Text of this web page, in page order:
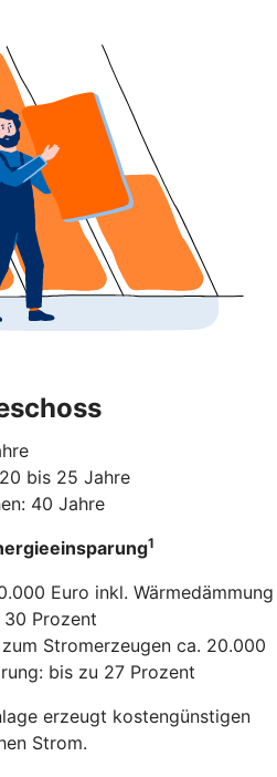
bis 25 Jahre
40 Jahre
1
Euro inkl. Wärmedämmung
30 Prozent
Stromerzeugen ca. 20.000
bis zu 27 Prozent
erzeugt kostengünstigen
Strom.